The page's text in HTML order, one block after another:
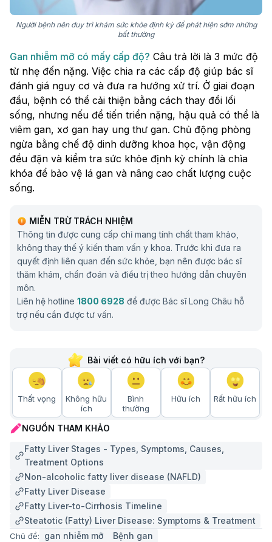
Người bệnh nên duy trì khám sức khỏe định kỳ để phát hiện sớm những
bất thường
Gan nhiễm mỡ có mấy cấp độ? Câu trả lời là 3 mức độ
từ nhẹ đến nặng. Việc chia ra các cấp độ giúp bác sĩ
đánh giá nguy cơ và đưa ra hướng xử trí. Ở giai đoạn
đầu, bệnh có thể cải thiện bằng cách thay đổi lối
sống, nhưng nếu để tiến triển nặng, hậu quả có thể là
viêm gan, xơ gan hay ung thư gan. Chủ động phòng
ngừa bằng chế độ dinh dưỡng khoa học, vận động
đều đặn và kiểm tra sức khỏe định kỳ chính là chìa
khóa để bảo vệ lá gan và nâng cao chất lượng cuộc
sống.
MIỄN TRỪ TRÁCH NHIỆM
Thông tin được cung cấp chỉ mang tính chất tham khảo,
không thay thế ý kiến tham vấn y khoa. Trước khi đưa ra
quyết định liên quan đến sức khỏe, bạn nên được bác sĩ
thăm khám, chẩn đoán và điều trị theo hướng dẫn chuyên
môn.
Liên hệ hotline 1800 6928 để được Bác sĩ Long Châu hỗ
trợ nếu cần được tư vấn.
Bài viết có hữu ích với bạn?
Thất vọng
Không hữu
ích
Bình
thường
Hữu ích Rất hữu ích
NGUỒN THAM KHẢO
Fatty Liver Stages - Types, Symptoms, Causes,
Treatment Options
Non-alcoholic fatty liver disease (NAFLD)
Fatty Liver Disease
Fatty Liver-to-Cirrhosis Timeline
Steatotic (Fatty) Liver Disease: Symptoms & Treatment
Chủ đề: gan nhiễm mỡ Bệnh gan